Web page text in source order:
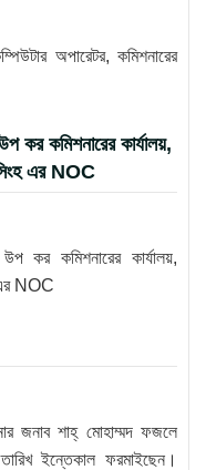
অপারেটর, কমিশনারের
কর কমিশনারের কার্যালয়,
এর NOC
কর কমিশনারের কার্যালয়,
NOC
জনাব শাহ্ মোহাম্মদ ফজলে
ইন্তেকাল ফরমাইছেন।